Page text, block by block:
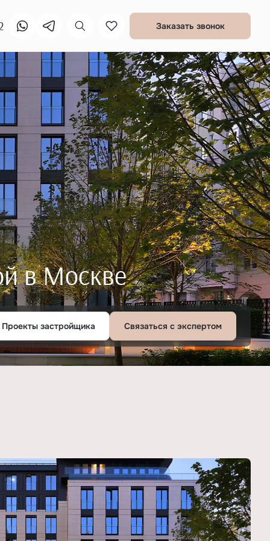
Заказать звонок
в Москве
Проекты застройщика Связаться с экспертом